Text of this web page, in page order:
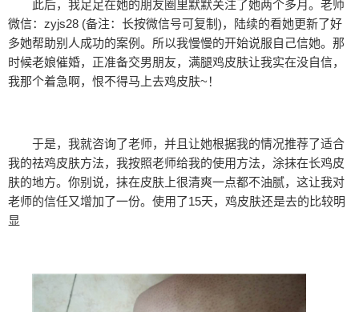
此后，我足足在她的朋友圈里默默关注了她两个多月。老师
微信：zyjs28 (备注：长按微信号可复制)，陆续的看她更新了好
多她帮助别人成功的案例。所以我慢慢的开始说服自己信她。那
时候老娘催婚，正准备交男朋友，满腿鸡皮肤让我实在没自信，
我那个着急啊，恨不得马上去鸡皮肤~！
于是，我就咨询了老师，并且让她根据我的情况推荐了适合
我的祛鸡皮肤方法，我按照老师给我的使用方法，涂抹在长鸡皮
肤的地方。你别说，抹在皮肤上很清爽一点都不油腻，这让我对
老师的信任又增加了一份。使用了15天，鸡皮肤还是去的比较明
显